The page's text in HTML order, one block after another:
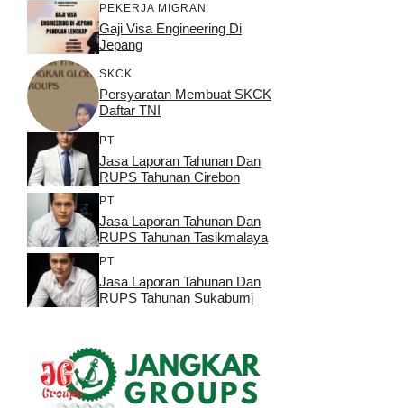
PEKERJA MIGRAN
Gaji Visa Engineering Di
Jepang
SKCK
Persyaratan Membuat SKCK
Daftar TNI
PT
Jasa Laporan Tahunan Dan
RUPS Tahunan Cirebon
PT
Jasa Laporan Tahunan Dan
RUPS Tahunan Tasikmalaya
PT
Jasa Laporan Tahunan Dan
RUPS Tahunan Sukabumi